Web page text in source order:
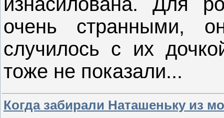
очень странными,
случилось с их
тоже не показали...
Когда забирали Наташеньку из